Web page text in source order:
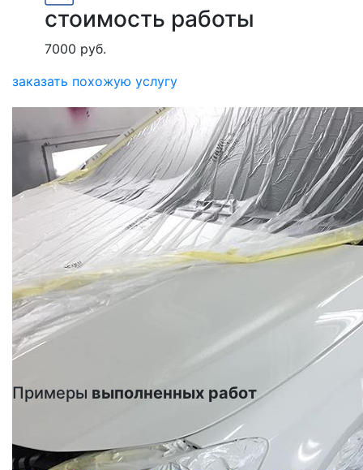
стоимость работы
7000 руб.
заказать похожую услугу
Примеры выполненных работ